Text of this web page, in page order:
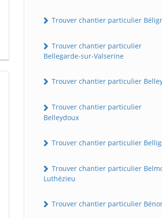
Trouver chantier particulier
Trouver chantier particulier
Bellegarde-sur-Valserine
Trouver chantier particulier
Trouver chantier particulier
Belleydoux
Trouver chantier particulier
Trouver chantier particulier
Luthézieu
Trouver chantier particulier